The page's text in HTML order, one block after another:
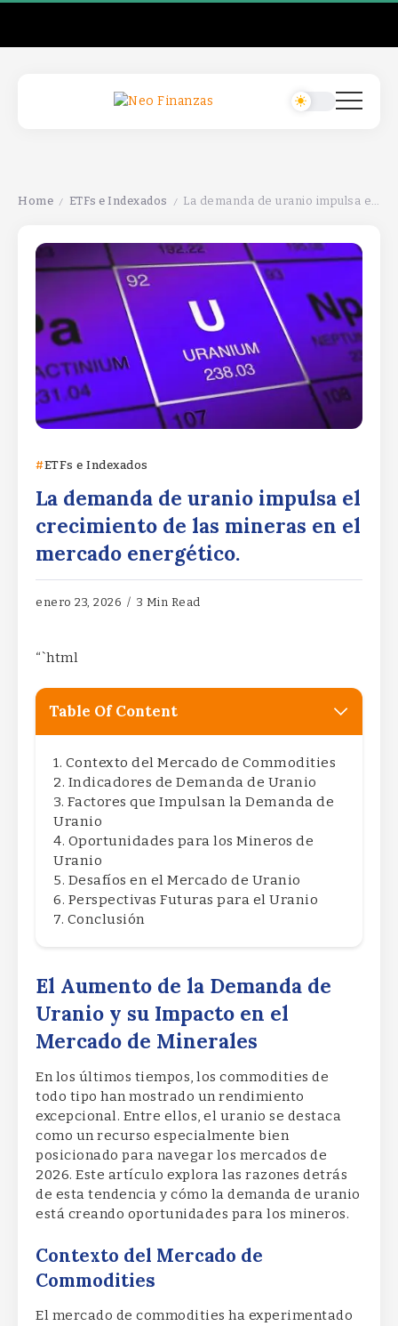
Home / ETFs e Indexados / La demanda de uranio impulsa el crecimiento de las mineras en el mercado energético.
ETFs e Indexados
La demanda de uranio impulsa el
crecimiento de las mineras en el
mercado energético.
enero 23, 2026 3 Min Read
“`html
Table Of Content
Contexto del Mercado de Commodities
Indicadores de Demanda de Uranio
Factores que Impulsan la Demanda de
Uranio
Oportunidades para los Mineros de
Uranio
Desafíos en el Mercado de Uranio
Perspectivas Futuras para el Uranio
Conclusión
El Aumento de la Demanda de
Uranio y su Impacto en el
Mercado de Minerales
En los últimos tiempos, los commodities de
todo tipo han mostrado un rendimiento
excepcional. Entre ellos, el uranio se destaca
como un recurso especialmente bien
posicionado para navegar los mercados de
2026. Este artículo explora las razones detrás
de esta tendencia y cómo la demanda de uranio
está creando oportunidades para los mineros.
Contexto del Mercado de
Commodities
El mercado de commodities ha experimentado